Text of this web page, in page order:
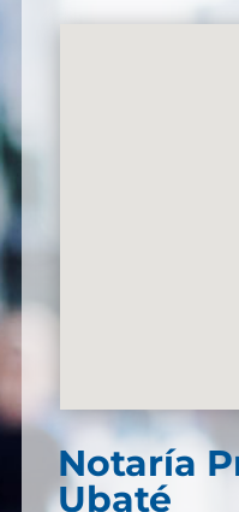
Notaría
Ubaté